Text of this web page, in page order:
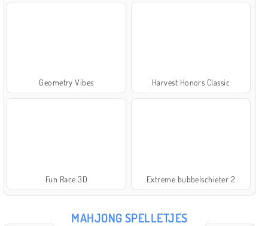
Geometry Vibes Harvest Honors Classic
Fun Race 3D Extreme bubbelschieter 2
MAHJONG SPELLETJES